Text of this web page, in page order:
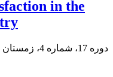
in the
دوره 17، شماره 4، زمستان 2024، صفحه